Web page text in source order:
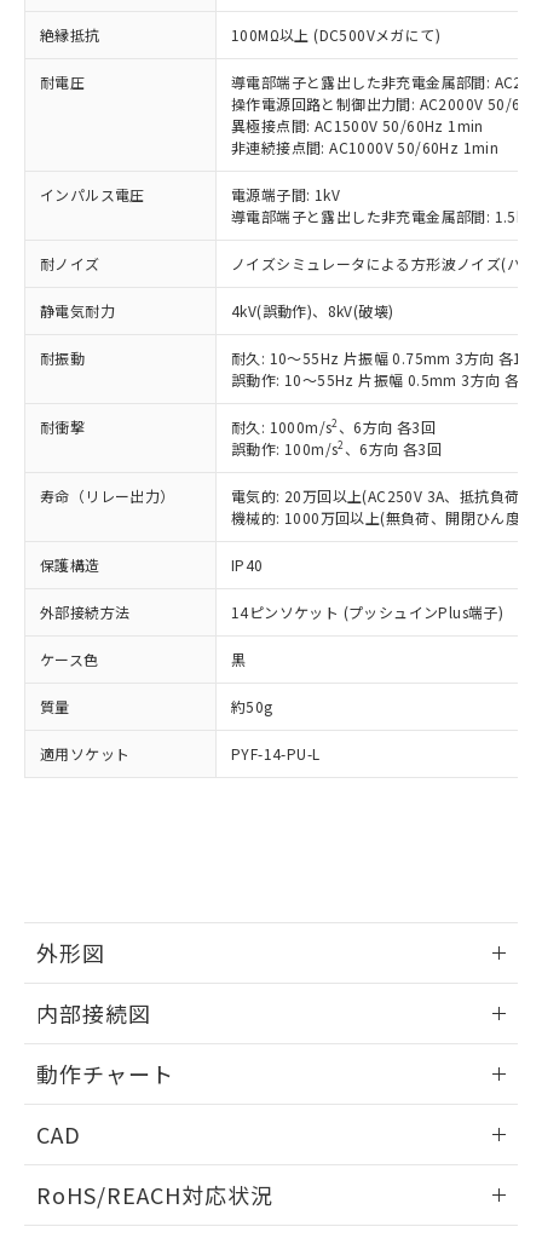
絶縁抵抗 100MΩ以上 (DC500Vメガにて)
耐電圧
導電部端子と露出した非充電金属部間:
操作電源回路と制御出力間: AC2000V 50/
異極接点間: AC1500V 50/60Hz 1min
非連続接点間: AC1000V 50/60Hz 1min
インパルス電圧
電源端子間: 1kV
導電部端子と露出した非充電金属部間: 1.5kV
耐ノイズ ノイズシミュレータによる方形波ノイズ(パ
静電気耐力 4kV(誤動作)、8kV(破壊)
耐振動
耐久: 10～55Hz 片振幅 0.75mm 3方向 各1h
誤動作: 10～55Hz 片振幅 0.5mm 3方向 各
耐衝撃 耐久: 1000m/s2 、6方向 各3回
誤動作: 100m/s2 、6方向 各3回
寿命（リレー出力）
電気的: 20万回以上(AC250V 3A、抵抗負荷
機械的: 1000万回以上(無負荷、開閉ひん度
保護構造 IP40
外部接続方法 14ピンソケット (プッシュインPlus端子)
ケース色 黒
質量 約50g
適用ソケット PYF-14-PU-L
外形図
外形図
内部接続図
内部接続図
動作チャート
動作チャート
CAD
ドすることができます。
RoHS/REACH対応状況
ご利用条件
以下の条件をお読みいただき、同意のうえ
ご利用ください。
本サービスは、当社制御機器事業取扱
商品の当社在庫状況および標準価格
(税抜)を提供させていただくもので
本サービスの対象外となる商品もある
ことをご了承ください。
在庫状況および標準価格照会結果は、
記載している更新日時点での社内デー
タに基づき作成されるものであり、閲
覧された時点での実際の在庫および標
準価格とは異なる場合があることをご
了承ください。
正式な納期状況および標準価格はお客
様のお取引先、またはお客様担当のオ
ムロン制御機器販売店・当社販売員に
ご相談ください。
オムロン制御機器販売店や当社販売拠
販売ネットワーク
」をご確認
在庫状況および標準価格結果を当社の
事前の承諾なく第三者に漏洩または開
示しないようお願いします。
マイパーツ機能（部品リスト作成サー
をご了承ください。
※当社の共同利用者とは、
の共同利用に関して"
の「1.共同利
用者の範囲」に記載されている法人を
対応予定：EU RoHS指令（10物質）の非含
有に対応した製品に切り替える予定のある
対応予定なし：EU RoHS指令（10物質）の
非含有に非対応の商品で、対応品を出す予
定はありません。
調査・確認中：EU RoHS指令（10物質）の
非含有の対応状況を調査中または確認中の
非該当品：ライセンス料など無形物で、有
害物質有無と関係のない商品です。
仕入先様の事情により、非含有部品として
いたものが、含有品と判明した場合などや
ミウム(Cd) 100ppm以下、
六価クロム(Cr(Ⅵ)) 1000ppm以下、ポリ臭化ビフェニル
(PBDE) 1000ppm以下、フタル酸ビス(2-エチルヘキシ
ル) (DEHP)(別名：DOP) 1000ppm以下、フタル酸ブチ
ルベンジル（BBP） 1000ppm以下、フタル酸ジブチル
（DBP） 1000ppm以下、フタル酸ジイソブチル
(DIBP) 1000ppm以下
但し、RoHS指令で産業用監視および制御機器に対する
適用除外項目は除く。
フタル酸エステル類の４物質については閾値を超える意
※2 対応予定月
部品在庫の切り替え状況などにより、予定
月が前後することがあります。
下記の非含有証明書をダウンロードするこ
とができます。
EU RoHS指令（10物質）の非含有証明書
51物質の非含有証明書（当社基準）
るもので、過去に遡って非含有を証明する
ものではありません。
物質の対応では、対応完了までの期間は出
荷製品に未対応品が混在することから備考
欄に対応日を記載しておりました。
※1 中国RoHS○×表
「○」：最大均質材料含有率が中国RoHSの
基準値以下であることを示します。
「×」：最大均質材料含有率が中国RoHSの
基準値を超えていることを示します。
「－」：未確認です。当社販売部門へお問
い合わせください。
*中国RoHS10物質の基準値 (GB/T26572)：
Pb(鉛) :1000ppm、 Hg(水銀) : 1000ppm、 Cd(カドミウ
Cr(Ⅵ)(六価クロム) : 1000ppm、 PBBs(ポリ臭化ビフェ
ニル類) : 1000ppm、 PBDEs(ポリ臭化ジフェニルエーテ
ル類) : 1000ppm、
DBP(フタル酸ジブチル) : 1000ppm、 DIBP(フタル酸ジ
イソブチル) : 1000ppm、 BBP(フタル酸ブチルベンジ
ル) : 1000ppm、
※2 環境保護使用期限
「ｅ」：有害物質（10物質）のすべてが基
準値以下であることを示します。
「10」：通常の使用状況下において有害物
質が外部に漏えいし、環境に深刻な影響を
当社は、これら貴社製品のうち、外国
為替および外国貿易法に定める商品
（以下｢規制貨物等」という）を輸出
または国外への提供する場合は、日本
国政府の輸出許可(または役務取引許
可)を取得するなどの必要な手続きを
とります。
当社は規制貨物を破棄する場合は、完
全に破砕するなど、違法に輸出されな
当社は貴社製品を、核兵器、ミサイ
ル、化学兵器、生物兵器またはその他
武器並びにこれらの製造装置等に一切
使用いたしません。
当社は、貴社製品を第三者に販売する
場合は、上記1、2および3の内容を当
該第三者に通知します。また当社は、
販売先および販売に係わる関係者が違
法に輸出するおそれがある場合は、取
○ 一定数以上の在庫あり
一定数には満たないが在庫あり
－
在庫なし(最新の在庫状況につ
いては、お客様のお取引先、ま
たはお客様担当のオムロン制御
機器販売店・当社販売員にご確
認ください)
空
受注生産機種、また在庫状況の